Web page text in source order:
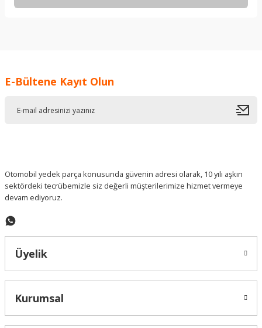
Ürün resmi kalitesiz, bozuk veya görüntülenemiyor.
E-Bültene Kayıt Olun
Otomobil yedek parça konusunda güvenin adresi olarak, 10 yılı aşkın
sektördeki tecrübemizle siz değerli müşterilerimize hizmet vermeye
devam ediyoruz.
Üyelik
Kurumsal